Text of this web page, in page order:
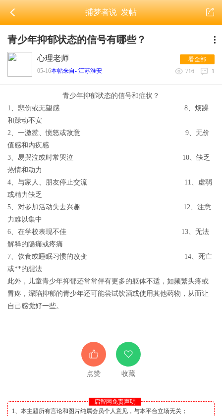
捕梦者说发帖
青少年抑郁状态的信号有哪些？
心理老师
05-16本帖来自- 江苏淮安
看全部
716
1
青少年抑郁状态的信号和症状？
1、悲伤或无望感 8、烦躁
和躁动不安
2、一激惹、愤怒或敌意 9、无价
值感和内疚感
3、易哭泣或时常哭泣 10、缺乏
热情和动力
4、与家人、朋友停止交流 11、虚弱
或精力缺乏
5、对参加活动失去兴趣 12、注意
力难以集中
6、在学校表现不佳 13、无法
解释的隐痛或疼痛
7、饮食或睡眠习惯的改变 14、死亡
或**的想法
此外，儿童青少年抑郁还常常伴有更多的躯体不适，如频繁头疼或
胃疼，深陷抑郁的青少年还可能尝试饮酒或使用其他药物，从而让
自己感觉好一些。
点赞 收藏
启智网免责声明
1、本主题所有言论和图片纯属会员个人意见，与本平台立场无关；